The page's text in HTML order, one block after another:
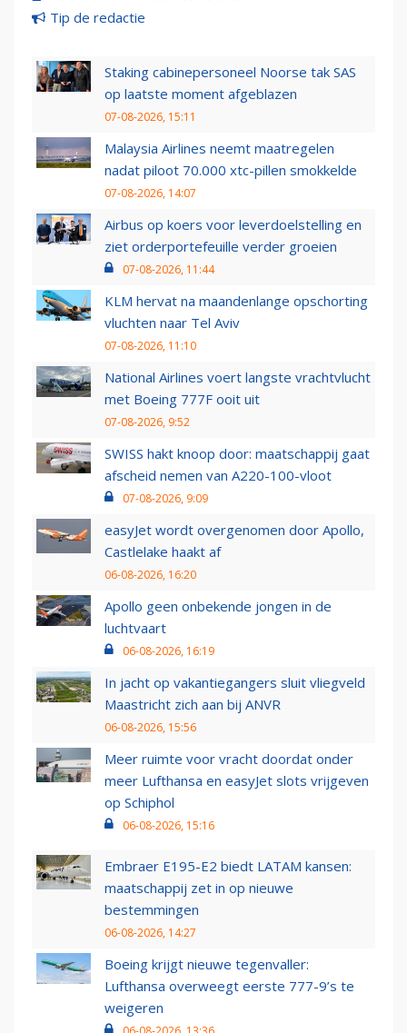
Tip de redactie
Staking cabinepersoneel Noorse tak SAS
op laatste moment afgeblazen
07-08-2026, 15:11
Malaysia Airlines neemt maatregelen
nadat piloot 70.000 xtc-pillen smokkelde
07-08-2026, 14:07
Airbus op koers voor leverdoelstelling en
ziet orderportefeuille verder groeien
07-08-2026, 11:44
KLM hervat na maandenlange opschorting
vluchten naar Tel Aviv
07-08-2026, 11:10
National Airlines voert langste vrachtvlucht
met Boeing 777F ooit uit
07-08-2026, 9:52
SWISS hakt knoop door: maatschappij gaat
afscheid nemen van A220-100-vloot
07-08-2026, 9:09
easyJet wordt overgenomen door Apollo,
Castlelake haakt af
06-08-2026, 16:20
Apollo geen onbekende jongen in de
luchtvaart
06-08-2026, 16:19
In jacht op vakantiegangers sluit vliegveld
Maastricht zich aan bij ANVR
06-08-2026, 15:56
Meer ruimte voor vracht doordat onder
meer Lufthansa en easyJet slots vrijgeven
op Schiphol
06-08-2026, 15:16
Embraer E195-E2 biedt LATAM kansen:
maatschappij zet in op nieuwe
bestemmingen
06-08-2026, 14:27
Boeing krijgt nieuwe tegenvaller:
Lufthansa overweegt eerste 777-9’s te
weigeren